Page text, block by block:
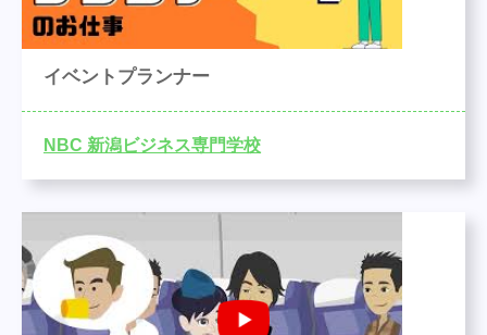
イベントプランナー
NBC 新潟ビジネス専門学校